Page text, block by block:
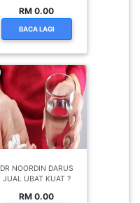
RM 0.00
BACA LAGI
DR NOORDIN DARUS
JUAL UBAT KUAT ?
RM 0.00